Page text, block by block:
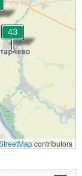
contributors